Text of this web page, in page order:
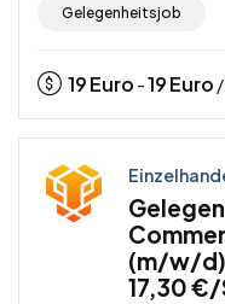
Gelegenheitsjob
19Euro -19Euro
(m/w/d)
17,30